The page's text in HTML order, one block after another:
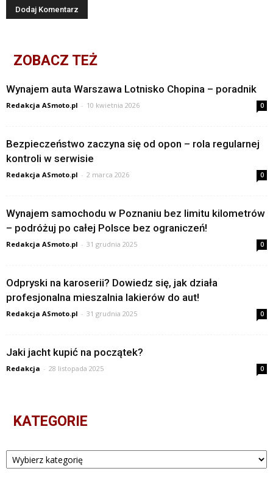
ZOBACZ TEŻ
Wynajem auta Warszawa Lotnisko Chopina – poradnik
Redakcja ASmoto.pl - 10 kwietnia 2026 0
Bezpieczeństwo zaczyna się od opon – rola regularnej
kontroli w serwisie
Redakcja ASmoto.pl - 2 marca 2026 0
Wynajem samochodu w Poznaniu bez limitu kilometrów
– podróżuj po całej Polsce bez ograniczeń!
Redakcja ASmoto.pl - 31 grudnia 2025 0
Odpryski na karoserii? Dowiedz się, jak działa
profesjonalna mieszalnia lakierów do aut!
Redakcja ASmoto.pl - 31 grudnia 2025 0
Jaki jacht kupić na początek?
Redakcja - 28 listopada 2025 0
KATEGORIE
Kategorie